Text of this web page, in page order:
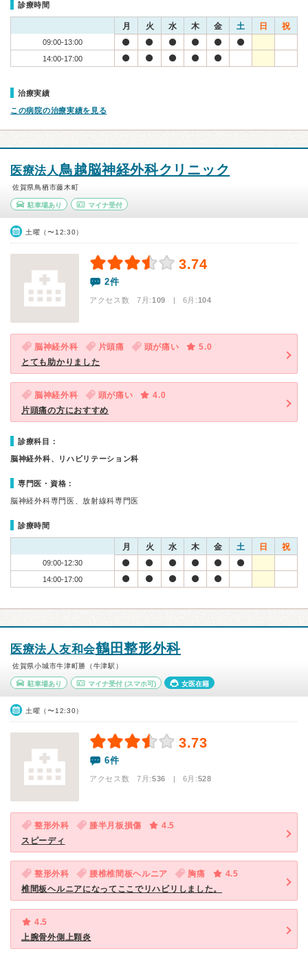
診療時間
月 火 水 木 金 土 日 祝
09:00-13:00
14:00-17:00
治療実績
この病院の治療実績を見る
医療法人鳥越脳神経外科クリニック
佐賀県鳥栖市藤木町
駐車場あり マイナ受付
土曜（〜12:30）
3.74
2件
アクセス数 7月:109 | 6月:104
脳神経外科 片頭痛 頭が痛い
5.0
とても助かりました
脳神経外科 頭が痛い
4.0
片頭痛の方におすすめ
診療科目：
脳神経外科、リハビリテーション科
専門医・資格：
脳神経外科専門医、放射線科専門医
診療時間
月 火 水 木 金 土 日 祝
09:00-12:30
14:00-17:00
医療法人友和会鶴田整形外科
佐賀県小城市牛津町勝（牛津駅）
駐車場あり マイナ受付(スマホ可) 女医在籍
土曜（〜12:30）
3.73
6件
アクセス数 7月:536 | 6月:528
整形外科 膝半月板損傷
4.5
スピーディ
整形外科 腰椎椎間板ヘルニア 胸痛
4.5
椎間板ヘルニアになってここでリハビリしました。
4.5
上腕骨外側上顆炎